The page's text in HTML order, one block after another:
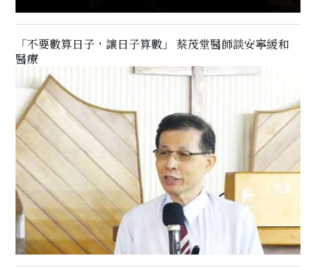
「不要數算日子，讓日子算數」 蔡茂堂醫師談安寧緩和
醫療